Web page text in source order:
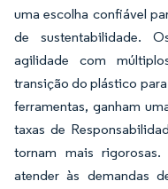
uma escolha confiável
de sustentabilidade.
agilidade com
transição do plástico
ferramentas, ganham
taxas de
tornam mais
atender às demandas